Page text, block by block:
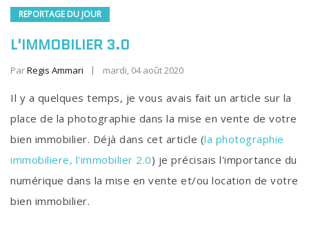
REPORTAGE DU JOUR
L'IMMOBILIER 3.0
ParRegis Ammari mardi, 04 août 2020
Il y a quelques temps, je vous avais fait un article sur la
place de la photographie dans la mise en vente de votre
bien immobilier. Déjà dans cet article (la photographie
immobiliere, l'immobilier 2.0) je précisais l'importance du
numérique dans la mise en vente et/ou location de votre
bien immobilier.